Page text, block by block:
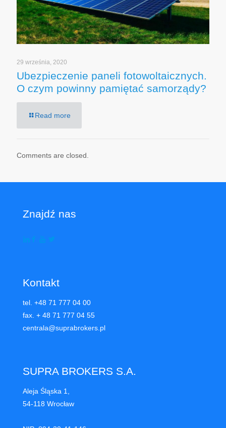
29 września, 2020
Ubezpieczenie paneli fotowoltaicznych.
O czym powinny pamiętać samorządy?
Read more
Comments are closed.
Znajdź nas
Kontakt
tel. +48 71 777 04 00
fax. + 48 71 777 04 55
centrala@suprabrokers.pl
SUPRA BROKERS S.A.
Aleja Śląska 1,
54-118 Wrocław